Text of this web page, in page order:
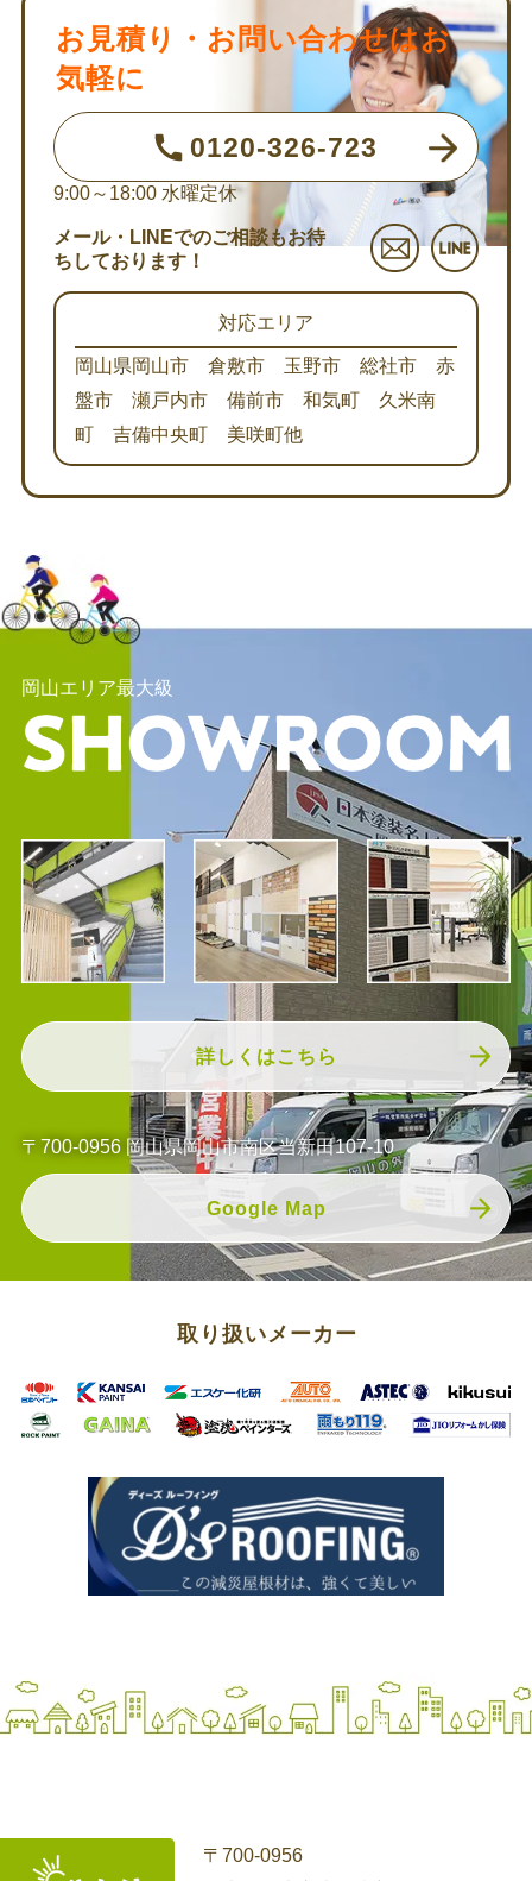
お見積り・お問い合わせはお
気軽に
0120-326-723
9:00～18:00 水曜定休
メール・LINEでのご相談もお待
ちしております！
対応エリア
岡山県岡山市 倉敷市 玉野市 総社市 赤
盤市 瀬戸内市 備前市 和気町 久米南
町 吉備中央町 美咲町他
岡山エリア最大級
詳しくはこちら
〒700-0956 岡山県岡山市南区当新田107-10
Google Map
取り扱いメーカー
〒700-0956